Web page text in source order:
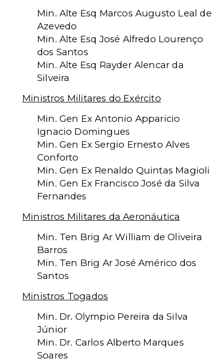
Min. Alte Esq Marcos Augusto Leal de
Azevedo
Min. Alte Esq José Alfredo Lourenço
dos Santos
Min. Alte Esq Rayder Alencar da
Silveira
Ministros Militares do Exército
Min. Gen Ex Antonio Apparicio
Ignacio Domingues
Min. Gen Ex Sergio Ernesto Alves
Conforto
Min. Gen Ex Renaldo Quintas Magioli
Min. Gen Ex Francisco José da Silva
Fernandes
Ministros Militares da Aeronáutica
Min. Ten Brig Ar William de Oliveira
Barros
Min. Ten Brig Ar José Américo dos
Santos
Ministros Togados
Min. Dr. Olympio Pereira da Silva
Júnior
Min. Dr. Carlos Alberto Marques
Soares